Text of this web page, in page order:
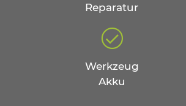
Reparatur
Werkzeug
Akku